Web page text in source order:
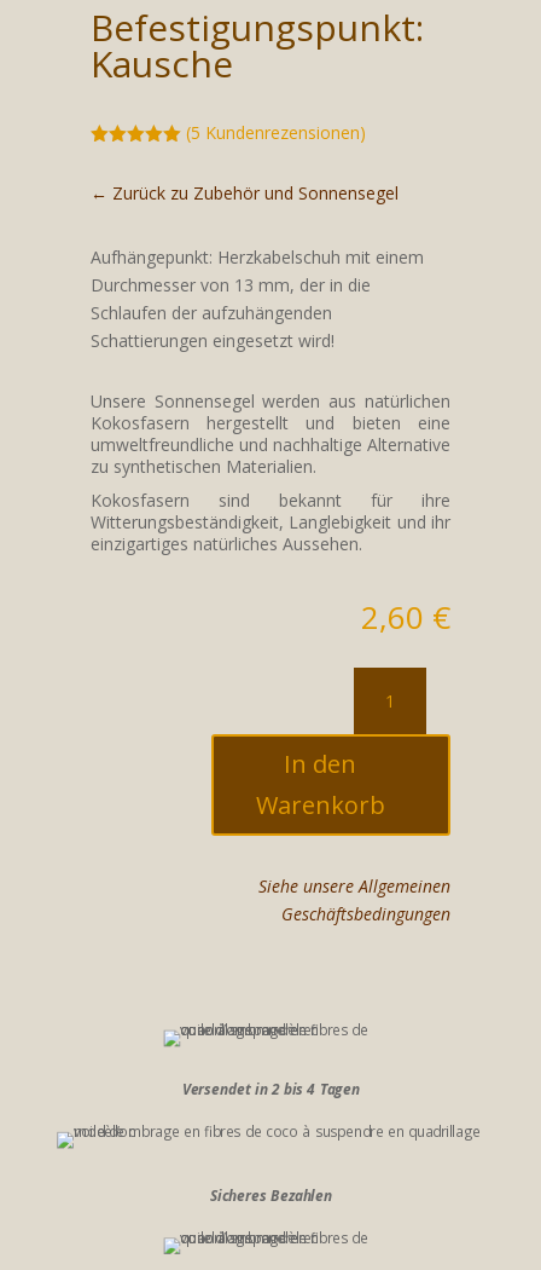
Befestigungspunkt:
Kausche
von 5,
rtungen
(5 Kundenrezensionen)
← Zurück zu Zubehör und Sonnensegel
Aufhängepunkt: Herzkabelschuh mit einem
Durchmesser von 13 mm, der in die
Schlaufen der aufzuhängenden
Schattierungen eingesetzt wird!
Unsere Sonnensegel werden aus natürlichen
Kokosfasern hergestellt und bieten eine
umweltfreundliche und nachhaltige Alternative
zu synthetischen Materialien.
Kokosfasern sind bekannt für ihre
Witterungsbeständigkeit, Langlebigkeit und ihr
einzigartiges natürliches Aussehen.
2,60 €
Befestigungspunkt:
Kausche
Menge
In den
Warenkorb
Siehe unsere Allgemeinen
Geschäftsbedingungen
Versendet in 2 bis 4 Tagen
Sicheres Bezahlen